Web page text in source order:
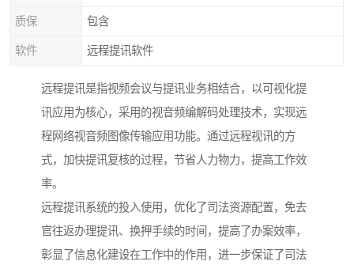
质保 包含
软件 远程提讯软件
远程提讯是指视频会议与提讯业务相结合，以可视化提
讯应用为核心，采用的视音频编解码处理技术，实现远
程网络视音频图像传输应用功能。通过远程视讯的方
式，加快提讯复核的过程，节省人力物力，提高工作效
率。
远程提讯系统的投入使用，优化了司法资源配置，免去
官往返办理提讯、换押手续的时间，提高了办案效率，
彰显了信息化建设在工作中的作用，进一步保证了司法